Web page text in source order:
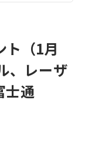
（1月
、レーザ
士通